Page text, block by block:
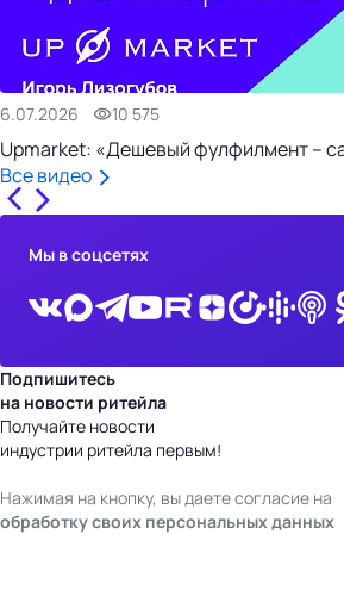
6.07.2026 10 575
Upmarket: «Дешевый фулфилмент –
Все видео
Мы в соцсетях
Подпишитесь
на новости ритейла
Получайте новости
индустрии ритейла первым!
Нажимая на кнопку, вы даете согласие на
обработку своих персональных данных